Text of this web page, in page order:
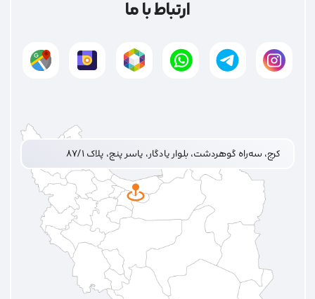
ارتباط با ما
کرج، سه‌راه گوهردشت، بلوار یادگار، یاسر پنج، پلاک ۸۷/۱